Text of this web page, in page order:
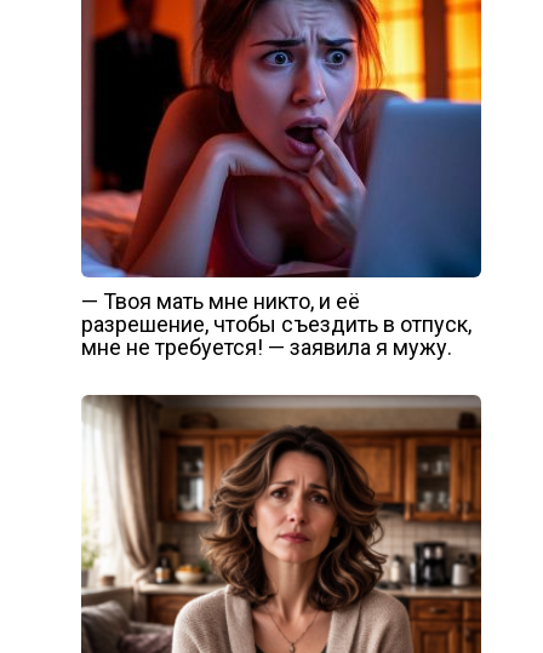
— Твоя мать мне никто, и её
разрешение, чтобы съездить в отпуск,
мне не требуется! — заявила я мужу.